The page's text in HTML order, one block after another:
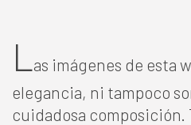
Las imágenes de esta
elegancia, ni tampoco
cuidadosa composición.